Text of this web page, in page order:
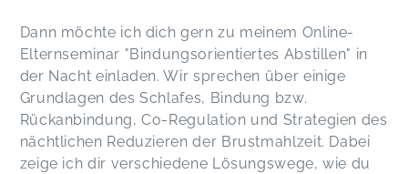
Dann möchte ich dich gern zu meinem Online-
Elternseminar "Bindungsorientiertes Abstillen" in
der Nacht einladen. Wir sprechen über einige
Grundlagen des Schlafes, Bindung bzw.
Rückanbindung, Co-Regulation und Strategien des
nächtlichen Reduzieren der Brustmahlzeit. Dabei
zeige ich dir verschiedene Lösungswege, wie du